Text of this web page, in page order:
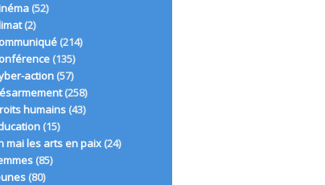
(52)
(2)
(214)
(135)
action (57)
(258)
humains (43)
(15)
mai les arts en paix (24)
(85)
(80)